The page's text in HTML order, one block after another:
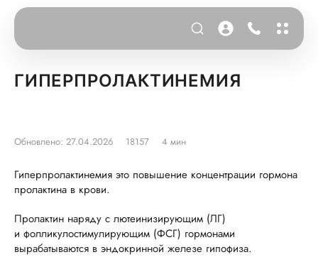
ГИПЕРПРОЛАКТИНЕМИЯ
Обновлено: 27.04.2026 18157 4 мин
Гиперпролактинемия это повышение концентрации гормона
пролактина в крови.
Пролактин наряду с лютеинизирующим (ЛГ)
и фолликулостимулирующим (ФСГ) гормонами
вырабатываются в эндокринной железе гипофиза.